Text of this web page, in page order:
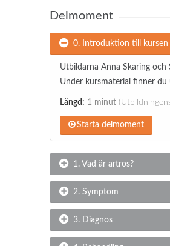
Delmoment
0. Introduktion till
Utbildarna Anna Skaring
Under kursmaterial finner
Längd: 1 minut
Starta delmoment
1. Vad är artros?
2. Symptom
3. Diagnos